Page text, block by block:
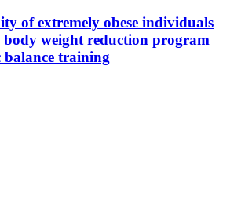
of extremely obese individuals
body weight reduction program
balance training